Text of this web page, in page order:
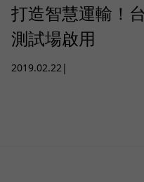
打造智慧運輸！
測試場啟用
2019.02.22|